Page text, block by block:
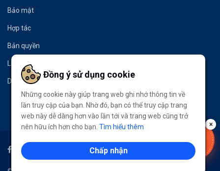
Bảo mật
Hợp tác
Bản quyền
Liên hệ
Donate
-50%
LẤY NGAY
×
Đồng ý sử dụng cookie
Những cookie này giúp trang web ghi nhớ thông tin về
lần truy cập của bạn. Nhờ đó, bạn có thể truy cập trang
web này dễ dàng hơn vào lần tới và trang web cũng trở
nên hữu ích hơn cho bạn. Tìm hiểu thêm
Chấp nhận